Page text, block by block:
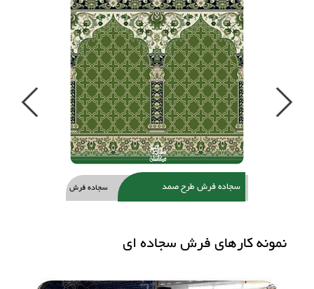
Previous
سجاده فرش سجاده فرش طرح صمد
Next
نمونه کارهای فرش سجاده ای